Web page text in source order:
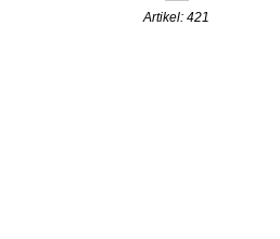
Artikel: 421